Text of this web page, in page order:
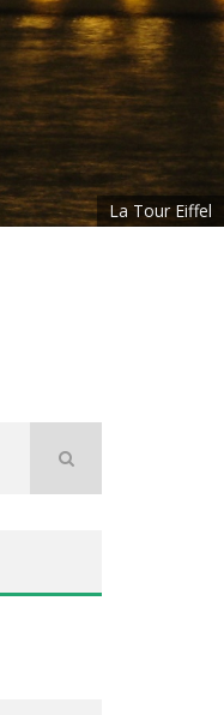
La Tour Eiffel